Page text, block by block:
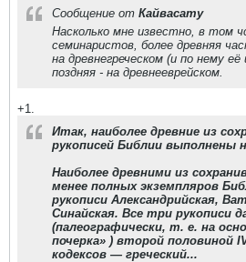
Сообщение от Кайвасату
Насколько мне известно, в том
семинаристов, более древняя
на древнегреческом (и по нему
поздняя - на древнееврейском.
+1.
Итак, наиболее древние из
рукописей Библии выполнены
Наиболее древними из
менее полных экземпляров
рукописи Александрийская,
Синайская. Все три рукописи
(палеографически, т. e. на
почерка» ) второй половиной
кодексов — греческий...